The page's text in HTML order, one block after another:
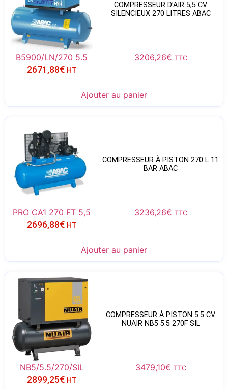
COMPRESSEUR D’AIR 5,5 CV
SILENCIEUX 270 LITRES ABAC
B5900/LN/270 5.5 3206,26€ TTC
2671,88€ HT
Ajouter au panier
COMPRESSEUR À PISTON 270 L 11
BAR ABAC
PRO CA1 270 FT 5,5 3236,26€ TTC
2696,88€ HT
Ajouter au panier
COMPRESSEUR À PISTON 5.5 CV
NUAIR NB5 5.5 270F SIL
NB5/5.5/270/SIL 3479,10€ TTC
2899,25€ HT